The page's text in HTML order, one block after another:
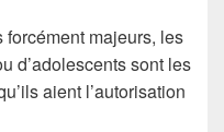
majeurs, les
d’adolescents sont les
aient l’autorisation